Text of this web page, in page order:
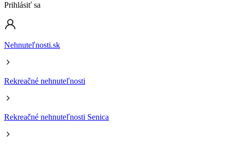
Prihlásiť sa
Nehnuteľnosti.sk
Rekreačné nehnuteľnosti
Rekreačné nehnuteľnosti Senica